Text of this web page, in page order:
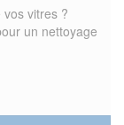
vitres ?
un nettoyage